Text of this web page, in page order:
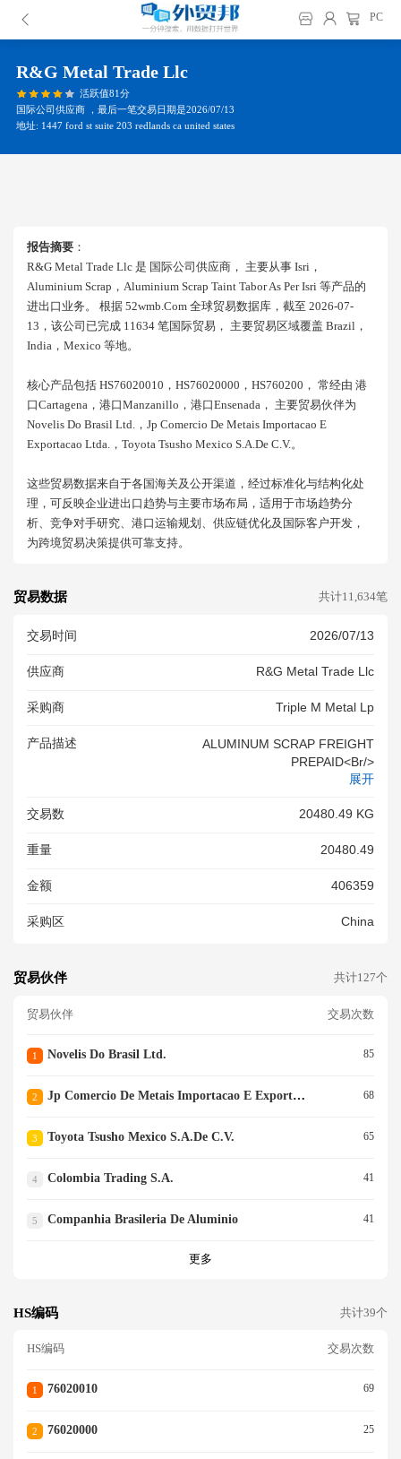
PC
R&g Metal Trade Llc
活跃值81分
国际公司供应商 ，最后一笔交易日期是2026/07/13
地址: 1447 ford st suite 203 redlands ca united states
报告摘要 ：
R&g Metal Trade Llc 是 国际公司供应商， 主要从事 Isri，
Aluminium Scrap，aluminium Scrap Taint Tabor As Per Isri 等产品的
进出口业务。 根据 52wmb.com 全球贸易数据库，截至 2026-07-
13，该公司已完成 11634 笔国际贸易， 主要贸易区域覆盖 Brazil，
India，mexico 等地。
核心产品包括 HS76020010，HS76020000，HS760200， 常经由 港
口cartagena，港口manzanillo，港口ensenada， 主要贸易伙伴为
Novelis Do Brasil Ltd.，jp Comercio De Metais Importacao E
Exportacao Ltda.，toyota Tsusho Mexico S.a.de C.v.。
这些贸易数据来自于各国海关及公开渠道，经过标准化与结构化处
理，可反映企业进出口趋势与主要市场布局，适用于市场趋势分
析、竞争对手研究、港口运输规划、供应链优化及国际客户开发，
为跨境贸易决策提供可靠支持。
贸易数据 共计11,634笔
交易时间 2026/07/13
供应商 R&g Metal Trade Llc
采购商 Triple M Metal Lp
产品描述
ALUMINUM SCRAP FREIGHT
PREPAID<br/>
展开
交易数 20480.49 KG
重量 20480.49
金额 406359
采购区 China
贸易伙伴 共计127个
贸易伙伴 交易次数
1 Novelis Do Brasil Ltd. 85
2 Jp Comercio De Metais Importacao E Exportacao Ltda. 68
3 Toyota Tsusho Mexico S.a.de C.v. 65
4 Colombia Trading S.a. 41
5 Companhia Brasileria De Aluminio 41
更多
HS编码 共计39个
HS编码 交易次数
1 76020010 69
2 76020000 25